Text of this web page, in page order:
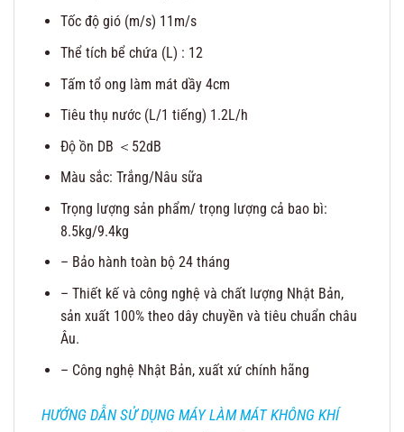
Tốc độ gió (m/s) 11m/s
Thể tích bể chứa (L) : 12
Tấm tổ ong làm mát dầy 4cm
Tiêu thụ nước (L/1 tiếng) 1.2L/h
Độ ồn DB ＜52dB
Màu sắc: Trắng/Nâu sữa
Trọng lượng sản phẩm/ trọng lượng cả bao bì:
8.5kg/9.4kg
– Bảo hành toàn bộ 24 tháng
– Thiết kế và công nghệ và chất lượng Nhật Bản,
sản xuất 100% theo dây chuyền và tiêu chuẩn châu
Âu.
– Công nghệ Nhật Bản, xuất xứ chính hãng
HƯỚNG DẪN SỬ DỤNG MÁY LÀM MÁT KHÔNG KHÍ